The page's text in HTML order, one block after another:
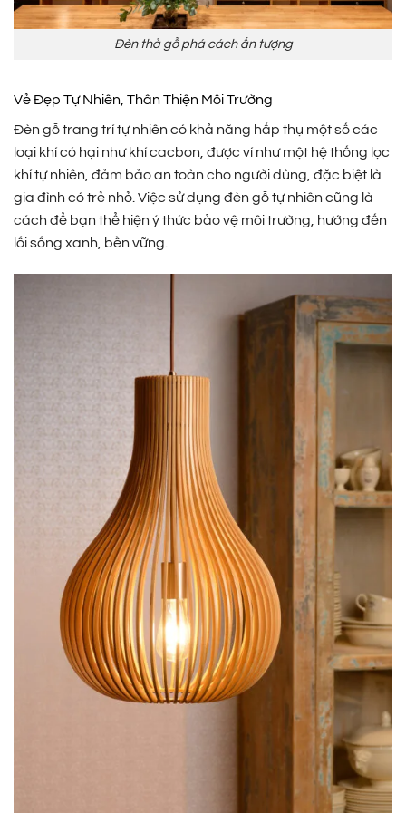
Đèn thả gỗ phá cách ấn tượng
Vẻ Đẹp Tự Nhiên, Thân Thiện Môi Trường
Đèn gỗ trang trí tự nhiên có khả năng hấp thụ một số các
loại khí có hại như khí cacbon, được ví như một hệ thống lọc
khí tự nhiên, đảm bảo an toàn cho người dùng, đặc biệt là
gia đình có trẻ nhỏ. Việc sử dụng đèn gỗ tự nhiên cũng là
cách để bạn thể hiện ý thức bảo vệ môi trường, hướng đến
lối sống xanh, bền vững.